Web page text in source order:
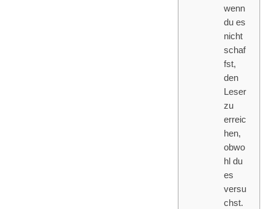
wenn
du es
nicht
schaf
fst,
den
Leser
zu
erreic
hen,
obwo
hl du
es
versu
chst.